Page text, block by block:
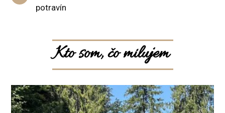
potravín
Kto som, čo milujem